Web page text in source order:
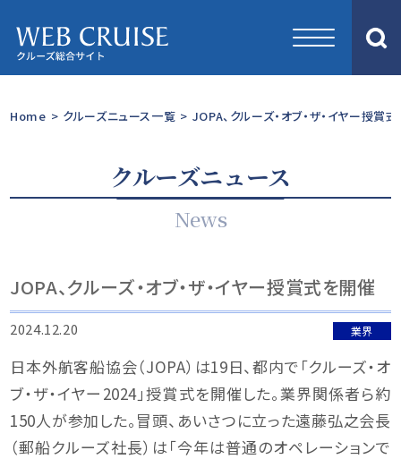
Home > クルーズニュース一覧 > JOPA、クルーズ・オブ・ザ・イヤー授賞
クルーズニュース
News
JOPA、クルーズ・オブ・ザ・イヤー授賞式を開催
2024.12.20 業界
日本外航客船協会（JOPA）は19日、都内で「クルーズ・オ
ブ・ザ・イヤー2024」授賞式を開催した。業界関係者ら約
150人が参加した。冒頭、あいさつに立った遠藤弘之会長
（郵船クルーズ社長）は「今年は普通のオペレーションで